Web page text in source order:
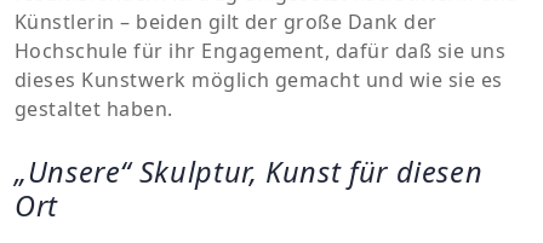
Künstlerin – beiden gilt der große Dank der
Hochschule für ihr Engagement, dafür daß sie uns
dieses Kunstwerk möglich gemacht und wie sie es
gestaltet haben.
„Unsere“ Skulptur, Kunst für diesen
Ort